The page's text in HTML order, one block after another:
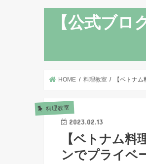
【公式ブ
HOME 料理教室 【ベトナ
料理教室
2023.02.13
【ベトナム料
ンでプライベ